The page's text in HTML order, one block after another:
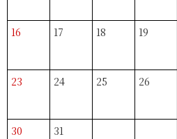
16 17 18 19
23 24 25 26
30 31